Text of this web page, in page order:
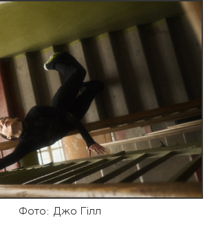
Фото: Джо Гілл